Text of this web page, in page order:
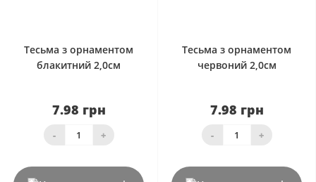
Тесьма з орнаментом
блакитний 2,0см
7.98 грн
- +
Тесьма з орнаментом
червоний 2,0см
7.98 грн
- +